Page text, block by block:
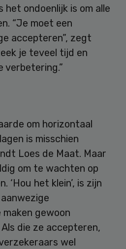
het ondoenlijk is om alle
“Je moet een
accepteren”, zegt
je teveel tijd en
verbetering.”
om horizontaal
is misschien
Loes de Maat. Maar
om te wachten op
‘Hou het klein’, is zijn
maken gewoon
die ze accepteren,
wel